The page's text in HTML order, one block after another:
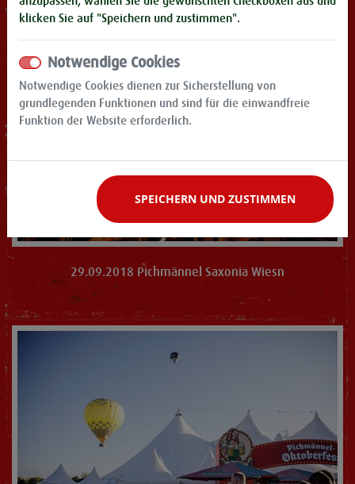
klicken Sie auf "Speichern und zustimmen".
Notwendige Cookies
Notwendige Cookies dienen zur Sicherstellung von
grundlegenden Funktionen und sind für die einwandfreie
Funktion der Website erforderlich.
SPEICHERN UND ZUSTIMMEN
29.09.2018 Pichmännel Saxonia Wiesn